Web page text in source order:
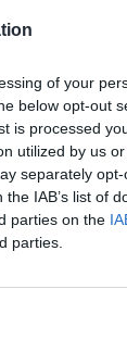
of your
below opt-out
is processed
utilized by us
separately
IAB’s list of
parties on the
parties.
birra per
Il set di
un set per la
di birra con i
piacere
non sarà
un
per
Master della